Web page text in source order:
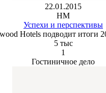
22.01.2015
HM
Успехи и перспективы
Hotels подводит итоги
5 тыс
1
Гостиничное дело